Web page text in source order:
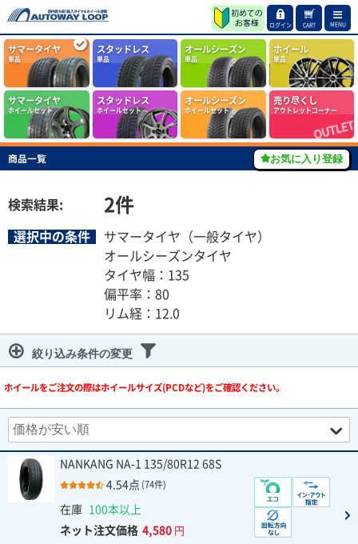
ログイン CART MENU
サマータイヤ
単品
スタッドレス
単品
オールシーズン
単品
ホイール
単品
サマータイヤ
ホイールセット
スタッドレス
ホイールセット
オールシーズン
ホイールセット
売り尽くし
アウトレットコーナー
商品一覧
検索結果: 2件
選択中の条件
サマータイヤ（一般タイヤ）
オールシーズンタイヤ
タイヤ幅：135
偏平率：80
リム経：12.0
絞り込み条件の変更
ホイールをご注文の際はホイールサイズ(PCDなど)をご確認ください。
お気に入り登録
NANKANG NA-1 135/80R12 68S
4.54点 (74件)
在庫 100本以上
ネット注文価格 4,580 円